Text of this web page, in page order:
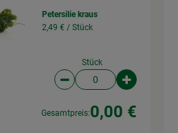
Petersilie kraus
2,49 € / Stück
Stück
Artikelanzahl
Gesamtpreis:0,00 €